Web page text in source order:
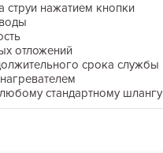
нажатием кнопки
отложений
срока службы
стандартному шлангу